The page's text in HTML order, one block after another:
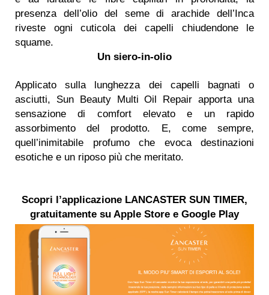
presenza dell’olio del seme di arachide dell’Inca
riveste ogni cuticola dei capelli chiudendone le
squame.
Un siero-in-olio
Applicato sulla lunghezza dei capelli bagnati o
asciutti, Sun Beauty Multi Oil Repair apporta una
sensazione di comfort elevato e un rapido
assorbimento del prodotto. E, come sempre,
quell’inimitabile profumo che evoca destinazioni
esotiche e un riposo più che meritato.
Scopri l’applicazione LANCASTER SUN TIMER,
gratuitamente su Apple Store e Google Play